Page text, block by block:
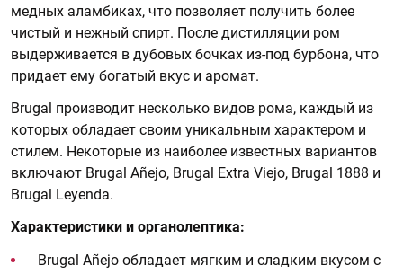
медных аламбиках, что позволяет получить более
чистый и нежный спирт. После дистилляции ром
выдерживается в дубовых бочках из-под бурбона, что
придает ему богатый вкус и аромат.
Brugal производит несколько видов рома, каждый из
которых обладает своим уникальным характером и
стилем. Некоторые из наиболее известных вариантов
включают Brugal Añejo, Brugal Extra Viejo, Brugal 1888 и
Brugal Leyenda.
Характеристики и органолептика:
Brugal Añejo обладает мягким и сладким вкусом с